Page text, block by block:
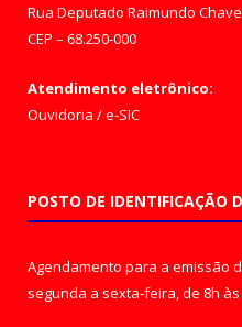
Rua Deputado Raimundo
CEP – 68.250-000
Atendimento eletrônico:
Ouvidoria /e-SIC
POSTO DE IDENTIFICAÇÃO
Agendamento para a emissão
segunda a sexta-feira, de 8h